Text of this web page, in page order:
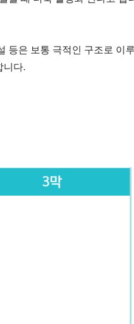
등은 보통 극적인 구조로 이
니다.